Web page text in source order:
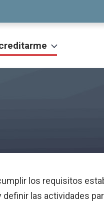
los requisitos
definir las actividades